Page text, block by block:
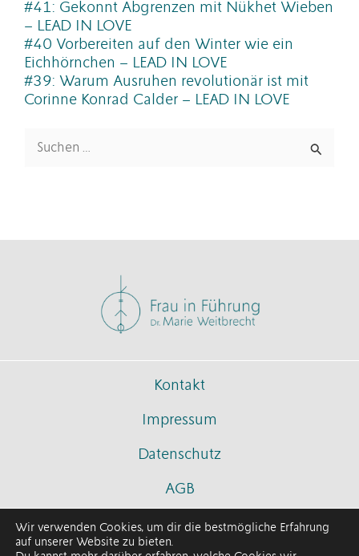
#41: Gekonnt Abgrenzen mit Nükhet Wieben
– LEAD IN LOVE
#40 Vorbereiten auf den Winter wie ein
Eichhörnchen – LEAD IN LOVE
#39: Warum Ausruhen revolutionär ist mit
Corinne Konrad Calder – LEAD IN LOVE
Suchen
Kontakt
Impressum
Datenschutz
AGB
Wir verwenden Cookies, um dir die bestmögliche Erfahrung
auf unserer Website zu bieten.